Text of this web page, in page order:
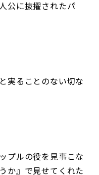
公に抜擢されたパ
実ることのない切な
プルの役を見事こな
か』で見せてくれた